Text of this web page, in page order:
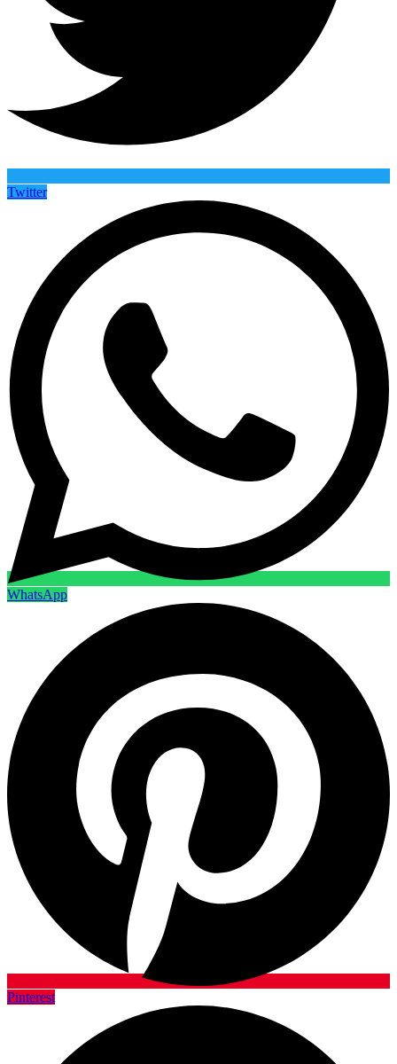
Twitter
WhatsApp
Pinterest